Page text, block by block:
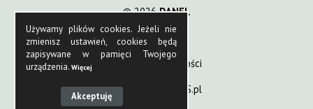
© 2026DANEL
Mapa witryny
Polityka prywatności
Wykonanie:
iziCMS.pl
Używamy plików cookies. Jeżeli nie
zmienisz ustawień, cookies będą
zapisywane w pamięci Twojego
urządzenia. Więcej
Akceptuję